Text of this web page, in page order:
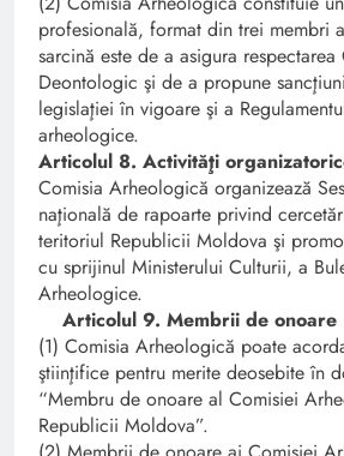
profesională, format din trei membri
sarcină este de a asigura
Deontologic şi de a propune
legislaţiei în vigoare şi a
arheologice.
Articolul 8. Activităţi
Comisia Arheologică organizează
naţională de rapoarte privind
teritoriul Republicii Moldova şi
cu sprijinul Ministerului Culturii, a
Arheologice.
Articolul 9. Membrii de onoare
(1) Comisia Arheologică poate
ştiinţifice pentru merite deosebite în
“Membru de onoare al Comisiei
Republicii Moldova”.